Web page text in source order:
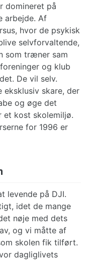
domineret på
arbejde. Af
hvor de psykisk
selvforvaltende,
som træner sam
og klub
De vil selv.
eksklusiv skare, der
og øge det
et kost skolemiljø.
for 1996 er
levende på DJI.
idet de mange
nøje med dets
og vi måtte af
skolen fik tilført.
dagliglivets